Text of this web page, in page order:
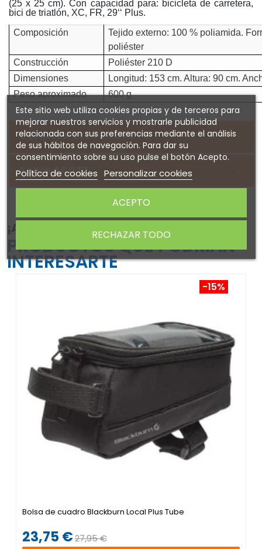
(25 x 25 cm). Con capacidad para: bicicleta de carretera,
bici de triatlón, XC, FR, 29‘‘ Plus.
Composición
Tejido externo: 100 % poliamida.
poliéster
Construcción
Poliéster 210 D
Dimensiones
Longitud: 153 cm. Altura: 90 cm.
Peso aproximado
600 g
DETALLES DEL PRODUCTO
Sobre SCOTT
¡ATENTO! AQUÍ TE DEJAMOS ALGUNOS
PRODUCTOS QUE PODRÍAN
INTERESARTE
-15%
Bolsa de cuadro Blackburn Local Plus Tube
23,75 €27,95 €
Este sitio web utiliza cookies propias y de terceros para
mejorar nuestros servicios y mostrarle publicidad
relacionada con sus preferencias mediante el análisis
de sus hábitos de navegación. Para dar su
consentimiento sobre su uso pulse el botón Acepto.
Política de cookies Personalizar cookies
RECHAZAR TODO
ACEPTO